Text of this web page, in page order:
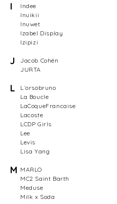
I
Indee
Inuikii
Inuwet
Izabel Display
Izipizi
J
Jacob Cohën
JURTA
L
L´orsobruno
La Boucle
LaCoqueFrancaise
Lacoste
LCDP Girls
Lee
Levis
Lisa Yang
M MARLO
MC2 Saint Barth
Meduse
Milk x Soda